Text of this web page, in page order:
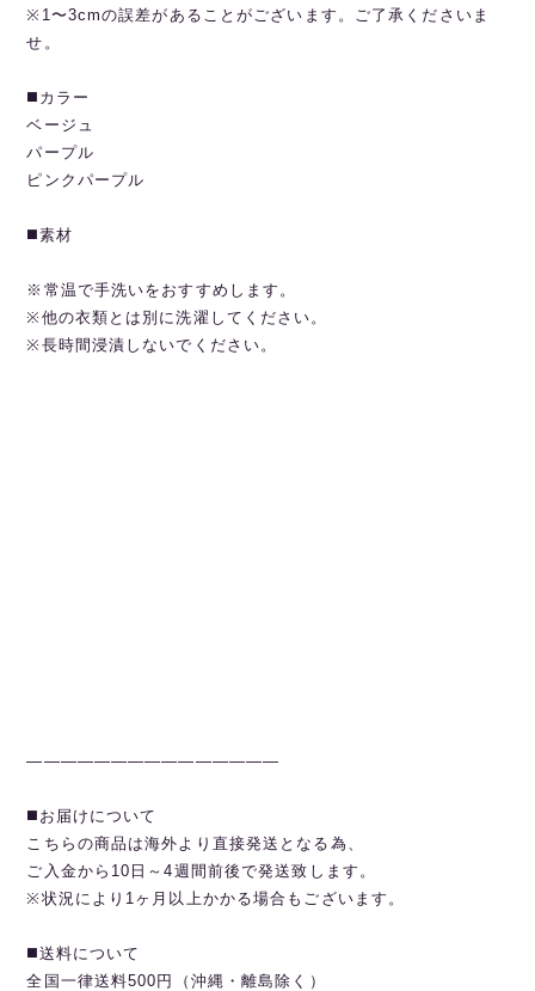
※1〜3cmの誤差があることがございます。ご了承くださいま
せ。
◼️カラー
ベージュ
パープル
ピンクパープル
◼️素材
※常温で手洗いをおすすめします。
※他の衣類とは別に洗濯してください。
※長時間浸漬しないでください。
———————————————
◼️お届けについて
こちらの商品は海外より直接発送となる為、
ご入金から10日～4週間前後で発送致します。
※状況により1ヶ月以上かかる場合もございます。
◼️送料について
全国一律送料500円（沖縄・離島除く）